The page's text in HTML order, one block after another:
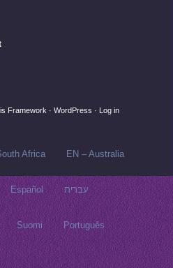
Framework · WordPress · Log in
Africa EN – Australia
Español עברית
Suomi Português